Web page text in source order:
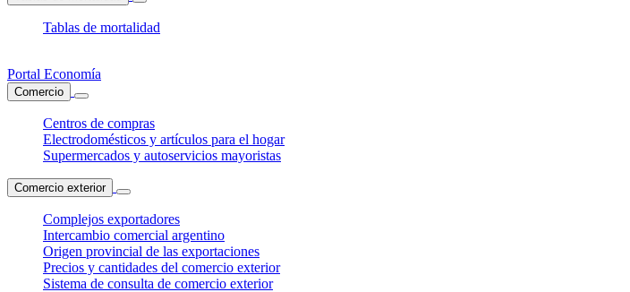
Tablas de mortalidad
Portal Economía
Comercio
Centros de compras
Electrodomésticos y artículos para el hogar
Supermercados y autoservicios mayoristas
Comercio exterior
Complejos exportadores
Intercambio comercial argentino
Origen provincial de las exportaciones
Precios y cantidades del comercio exterior
Sistema de consulta de comercio exterior